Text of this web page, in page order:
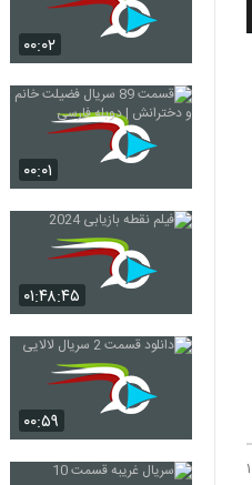
۱
۰۰:۰۲
۰۰:۰۱
۰۱:۴۸:۴۵
۰۰:۵۹